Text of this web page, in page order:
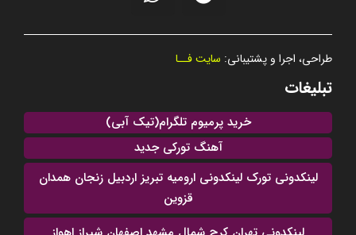
طراحی، اجرا و پشتیبانی: سایت فــا
تبلیغات
خرید پرمیوم تلگرام(تیک آبی)
آهنگ تورکی جدید
لینکدونی تورک لینکدونی ارومیه تبریز اردبیل زنجان همدان
قزوین